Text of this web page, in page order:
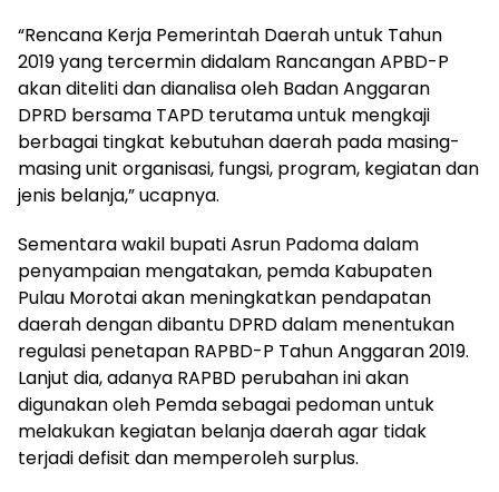
“Rencana Kerja Pemerintah Daerah untuk Tahun
2019 yang tercermin didalam Rancangan APBD-P
akan diteliti dan dianalisa oleh Badan Anggaran
DPRD bersama TAPD terutama untuk mengkaji
berbagai tingkat kebutuhan daerah pada masing-
masing unit organisasi, fungsi, program, kegiatan dan
jenis belanja,” ucapnya.
Sementara wakil bupati Asrun Padoma dalam
penyampaian mengatakan, pemda Kabupaten
Pulau Morotai akan meningkatkan pendapatan
daerah dengan dibantu DPRD dalam menentukan
regulasi penetapan RAPBD-P Tahun Anggaran 2019.
Lanjut dia, adanya RAPBD perubahan ini akan
digunakan oleh Pemda sebagai pedoman untuk
melakukan kegiatan belanja daerah agar tidak
terjadi defisit dan memperoleh surplus.